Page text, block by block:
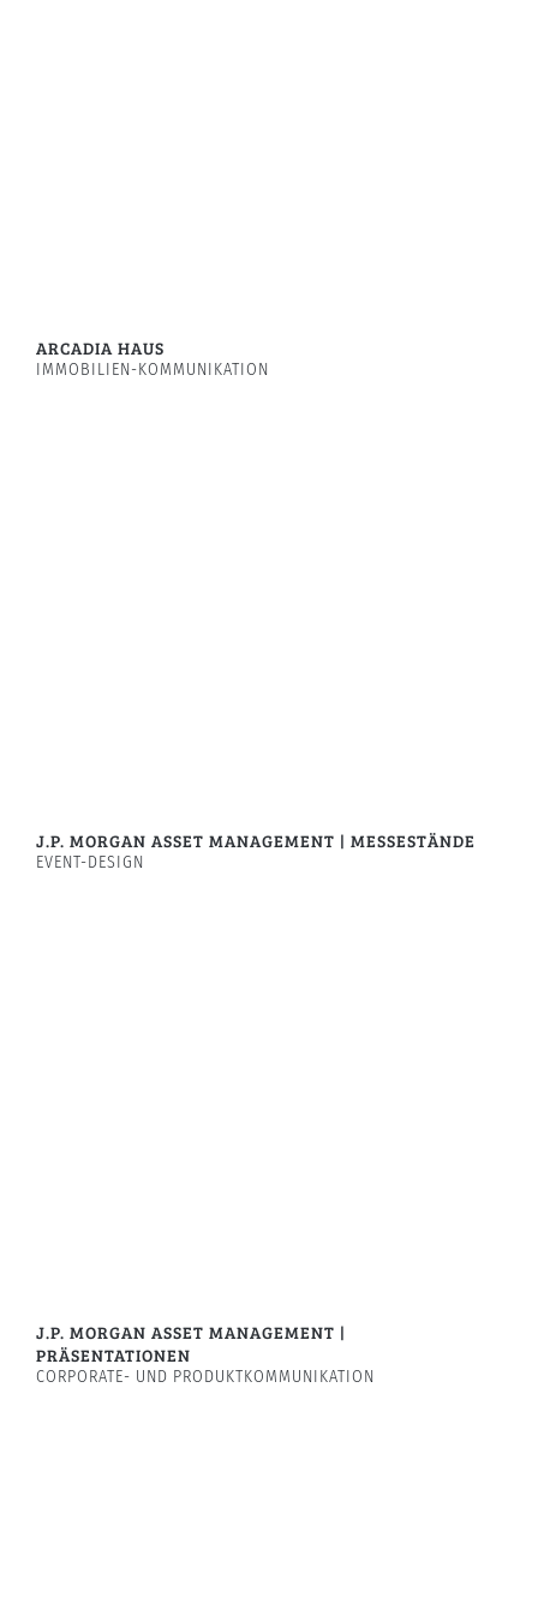
ARCADIA HAUS
IMMOBILIEN-KOMMUNIKATION
J.P. MORGAN ASSET MANAGEMENT | MESSESTÄNDE
EVENT-DESIGN
J.P. MORGAN ASSET MANAGEMENT |
PRÄSENTATIONEN
CORPORATE- UND PRODUKTKOMMUNIKATION